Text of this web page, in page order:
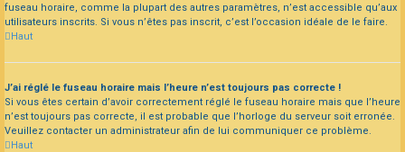
fuseau horaire, comme la plupart des autres paramètres, n’est accessible qu’aux
utilisateurs inscrits. Si vous n’êtes pas inscrit, c’est l’occasion idéale de le faire.
Haut
J’ai réglé le fuseau horaire mais l’heure n’est toujours pas correcte !
Si vous êtes certain d’avoir correctement réglé le fuseau horaire mais que l’heure
n’est toujours pas correcte, il est probable que l’horloge du serveur soit erronée.
Veuillez contacter un administrateur afin de lui communiquer ce problème.
Haut